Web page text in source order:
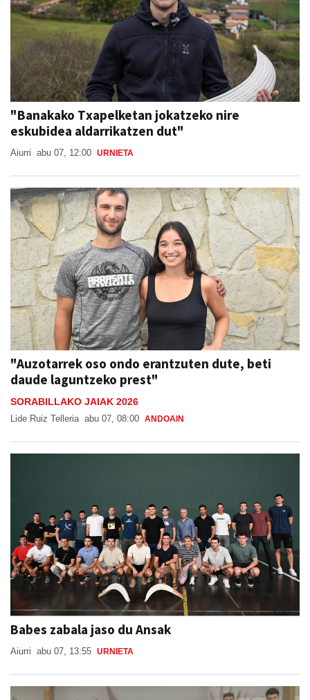
"Banakako Txapelketan jokatzeko nire
eskubidea aldarrikatzen dut"
Aiurri abu 07, 12:00 URNIETA
"Auzotarrek oso ondo erantzuten dute, beti
daude laguntzeko prest"
SORABILLAKO JAIAK 2026
Lide Ruiz Telleria abu 07, 08:00 ANDOAIN
Babes zabala jaso du Ansak
Aiurri abu 07, 13:55 URNIETA